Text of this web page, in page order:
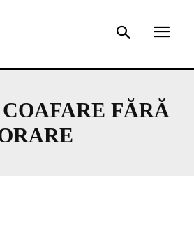
COAFARE FĂRĂ